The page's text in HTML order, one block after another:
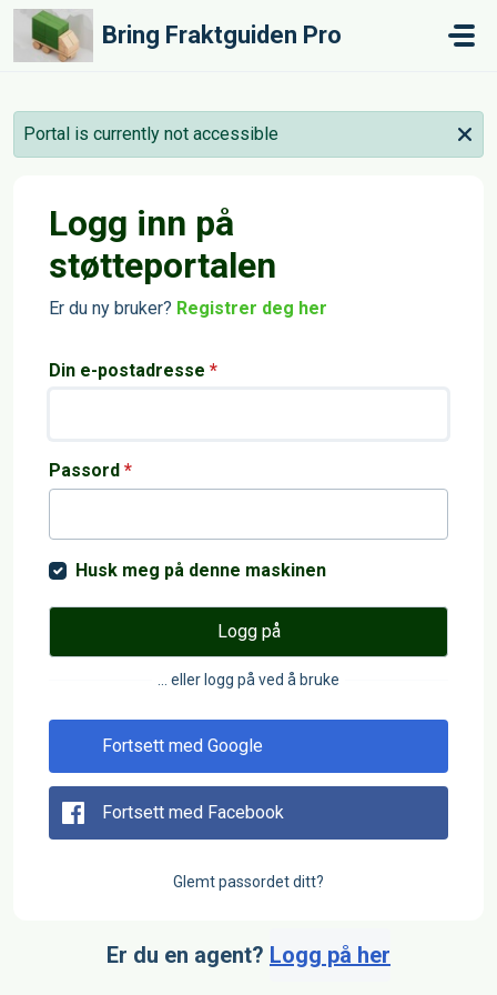
Gå til hovedinnhold
Bring Fraktguiden Pro
Portal is currently not accessible
Logg inn på
støtteportalen
Er du ny bruker? Registrer deg her
Din e-postadresse *
Passord *
Husk meg på denne maskinen
Logg på
... eller logg på ved å bruke
Fortsett med Google
Fortsett med Facebook
Glemt passordet ditt?
Er du en agent? Logg på her